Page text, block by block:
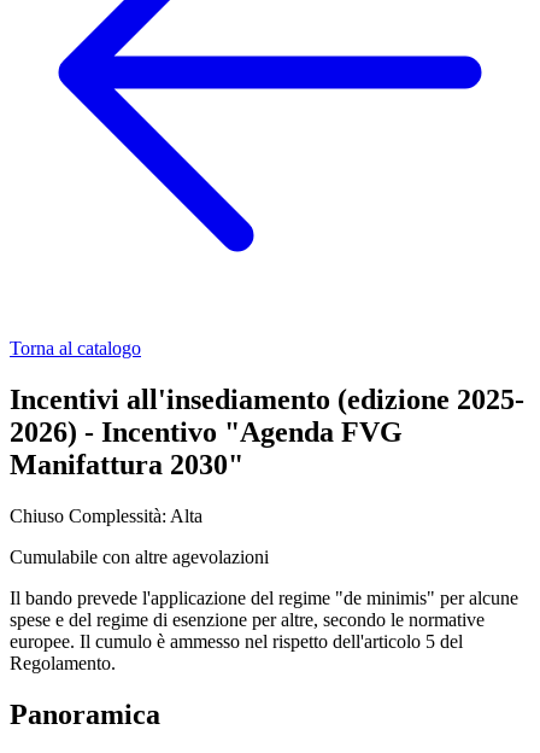
Torna al catalogo
Incentivi all'insediamento (edizione 2025-
2026) - Incentivo "Agenda FVG
Manifattura 2030"
Chiuso Complessità: Alta
Cumulabile con altre agevolazioni
Il bando prevede l'applicazione del regime "de minimis" per alcune
spese e del regime di esenzione per altre, secondo le normative
europee. Il cumulo è ammesso nel rispetto dell'articolo 5 del
Regolamento.
Panoramica